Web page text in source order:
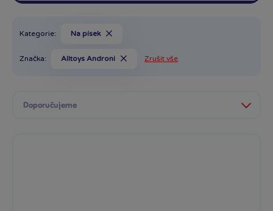
Kategorie: Na písek
Značka: Alltoys Androni Zrušit vše